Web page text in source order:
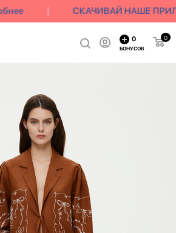
СКАЧИВАЙ НАШЕ
0
0
БОНУСОВ